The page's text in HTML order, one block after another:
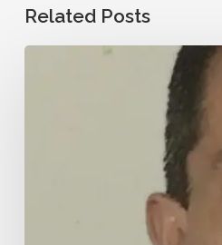
Related Posts